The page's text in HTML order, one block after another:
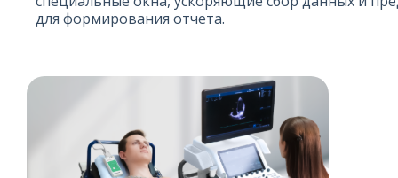
для формирования отчета.